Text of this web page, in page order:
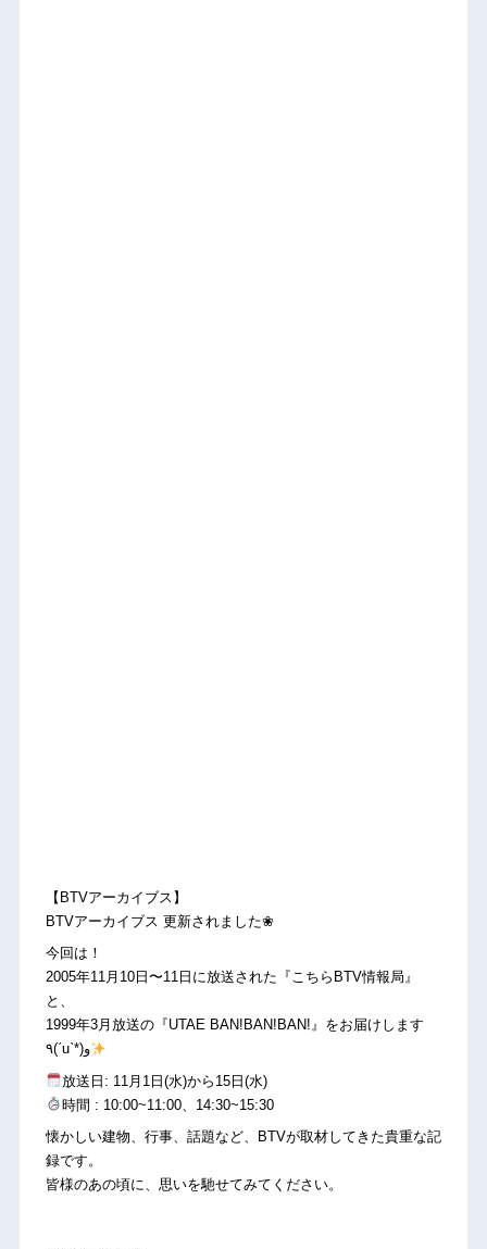
【BTVアーカイブス】
BTVアーカイブス 更新されました❀
今回は！
2005年11月10日〜11日に放送された『こちらBTV情報局』
と、
1999年3月放送の『UTAE BAN!BAN!BAN!』をお届けします
٩(ˊuˋ*)و
放送日: 11月1日(水)から15日(水)
時間 : 10:00~11:00、14:30~15:30
懐かしい建物、行事、話題など、BTVが取材してきた貴重な記
録です。
皆様のあの頃に、思いを馳せてみてください。